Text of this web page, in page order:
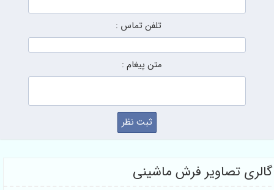
تلفن تماس :
متن پیغام :
گالری تصاویر فرش ماشینی